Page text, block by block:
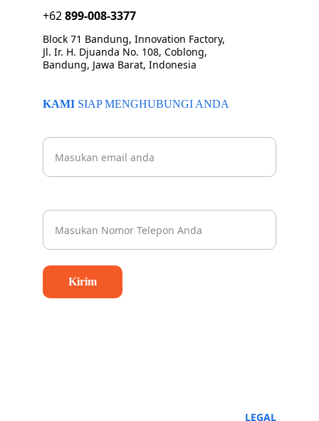
KAMI SIAP MENGHUBUNGI ANDA
+62 899-008-3377
Kirim
LEGAL
Block 71 Bandung, Innovation Factory,
Jl. Ir. H. Djuanda No. 108, Coblong,
Bandung, Jawa Barat, Indonesia